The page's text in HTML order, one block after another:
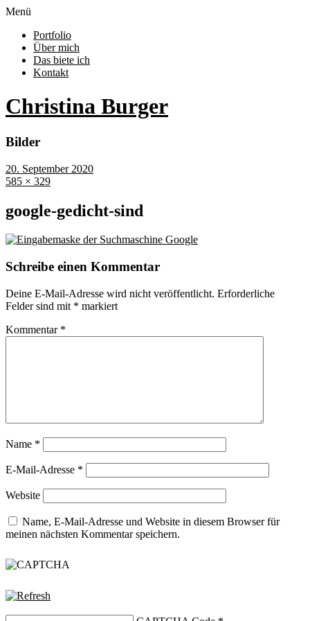
Menü
Portfolio
Über mich
Das biete ich
Kontakt
Christina Burger
Bilder
20. September 2020
585 × 329
google-gedicht-sind
Schreibe einen Kommentar
Deine E-Mail-Adresse wird nicht veröffentlicht. Erforderliche
Felder sind mit * markiert
Kommentar *
Name *
E-Mail-Adresse *
Website
Name, E-Mail-Adresse und Website in diesem Browser für
meinen nächsten Kommentar speichern.